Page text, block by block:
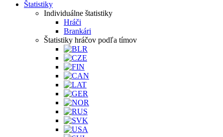
Štatistiky
Individuálne štatistiky
Hráči
Brankári
Štatistiky hráčov podľa tímov